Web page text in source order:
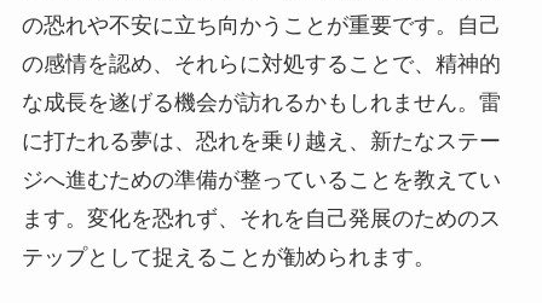
の恐れや不安に立ち向かうことが重要です。自己
の感情を認め、それらに対処することで、精神的
な成長を遂げる機会が訪れるかもしれません。雷
に打たれる夢は、恐れを乗り越え、新たなステー
ジへ進むための準備が整っていることを教えてい
ます。変化を恐れず、それを自己発展のためのス
テップとして捉えることが勧められます。